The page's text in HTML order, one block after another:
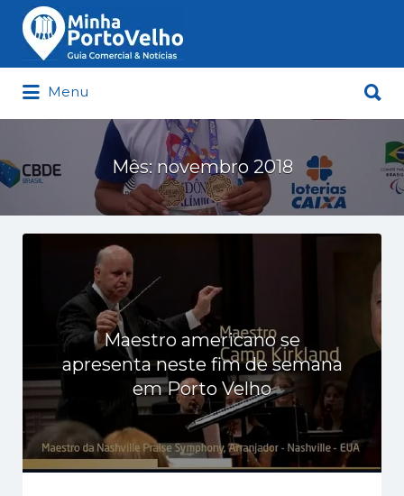
Minha Porto Velho – Seu Guia
Comercial e Notícias de Porto Velho
Buscar
por:
Menu
por:
Mês:novembro 2018
Maestro americano se
apresenta neste fim de semana
em Porto Velho